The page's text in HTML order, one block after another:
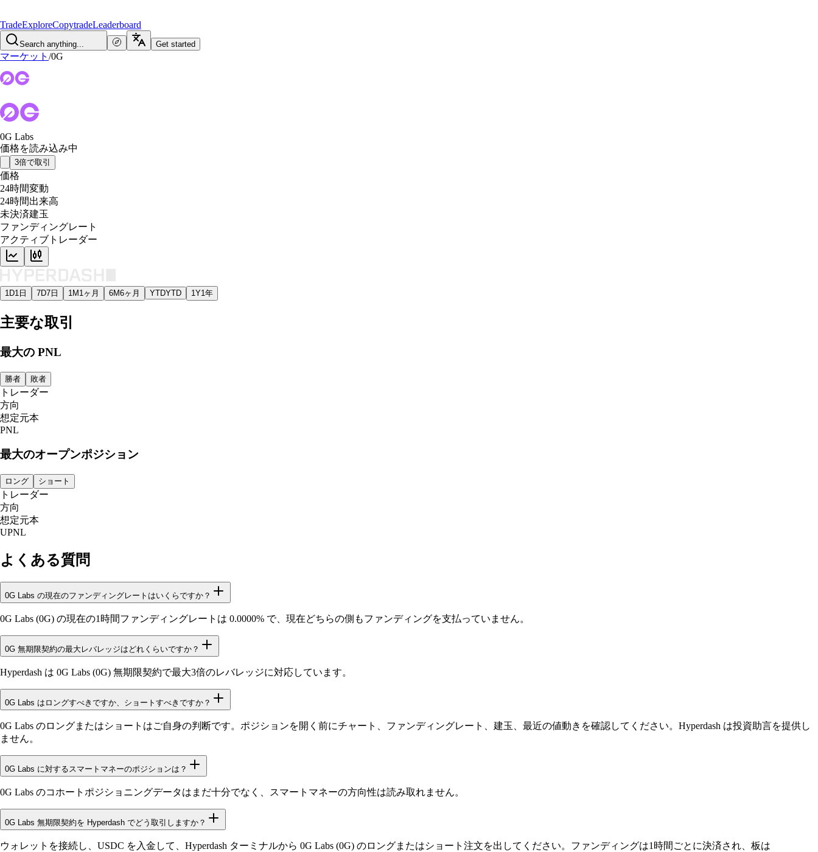
TradeExploreCopytradeLeaderboard
Search anything... Get started
マーケット /0G
0G Labs
価格を読み込み中
3倍で取引
価格
24時間変動
24時間出来高
未決済建玉
ファンディングレート
アクティブトレーダー
1D1日 7D7日 1M 1ヶ月 6M6ヶ月 YTDYTD 1Y1年
主要な取引
最大の PNL
勝者 敗者
トレーダー
方向
想定元本
PNL
最大のオープンポジション
ロング ショート
トレーダー
方向
想定元本
UPNL
よくある質問
0G Labs の現在のファンディングレートはいくらですか？
0G Labs (0G) の現在の1時間ファンディングレートは 0.0000% で、現在どちらの側もファンディングを支払っていません。
0G 無期限契約の最大レバレッジはどれくらいですか？
Hyperdash は 0G Labs (0G) 無期限契約で最大3倍のレバレッジに対応しています。
0G Labs はロングすべきですか、ショートすべきですか？
0G Labs のロングまたはショートはご自身の判断です。ポジションを開く前にチャート、ファンディングレート、建玉、最近の値動きを確認してください。Hyperdash は投資助言を提供し
ません。
0G Labs に対するスマートマネーのポジションは？
0G Labs のコホートポジショニングデータはまだ十分でなく、スマートマネーの方向性は読み取れません。
0G Labs 無期限契約を Hyperdash でどう取引しますか？
ウォレットを接続し、USDC を入金して、Hyperdash ターミナルから 0G Labs (0G) のロングまたはショート注文を出してください。ファンディングは1時間ごとに決済され、板は